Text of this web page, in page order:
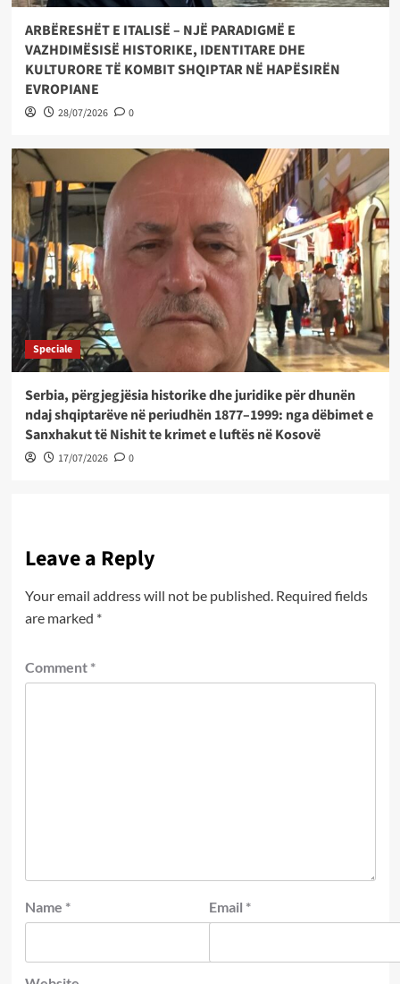
ARBËRESHËT E ITALISË – NJË PARADIGMË E
VAZHDIMËSISË HISTORIKE, IDENTITARE DHE
KULTURORE TË KOMBIT SHQIPTAR NË HAPËSIRËN
EVROPIANE
28/07/2026 0
Speciale
Serbia, përgjegjësia historike dhe juridike për dhunën
ndaj shqiptarëve në periudhën 1877–1999: nga dëbimet e
Sanxhakut të Nishit te krimet e luftës në Kosovë
17/07/2026 0
Leave a Reply
Your email address will not be published. Required fields
are marked *
Comment *
Name * Email *